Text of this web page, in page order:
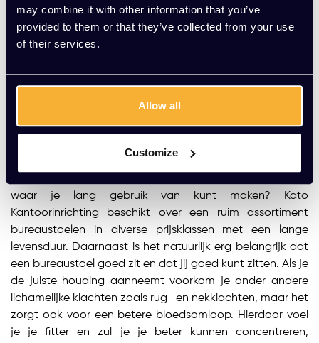
may combine it with other information that you’ve
provided to them or that they’ve collected from your use
of their services.
Allow all
Customize
Meerdere varianten beschikbaar
...
Bureaustoelen bij Kato Kantoorinrichting
waar je lang gebruik van kunt maken? Kato
Kantoorinrichting beschikt over een ruim assortiment
bureaustoelen in diverse prijsklassen met een lange
levensduur. Daarnaast is het natuurlijk erg belangrijk dat
een bureaustoel goed zit en dat jij goed kunt zitten. Als je
de juiste houding aanneemt voorkom je onder andere
lichamelijke klachten zoals rug- en nekklachten, maar het
zorgt ook voor een betere bloedsomloop. Hierdoor voel
je je fitter en zul je je beter kunnen concentreren,